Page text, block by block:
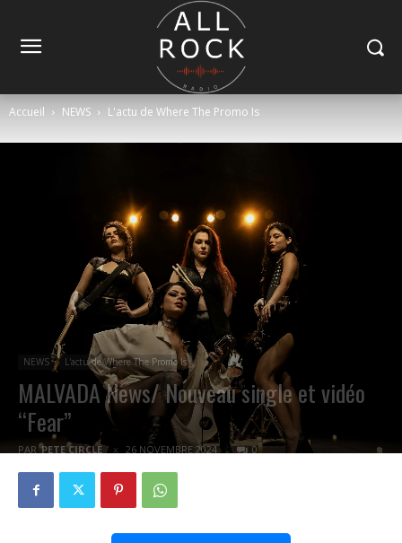
Accueil NEWS L'actu de Where The Promo Is
NEWS L'actu de Where The Promo Is
MALVADA News/ Nouveau single et vidéo
“Fear”
PAR PETE CIRCLE 26 NOVEMBRE 2024 0